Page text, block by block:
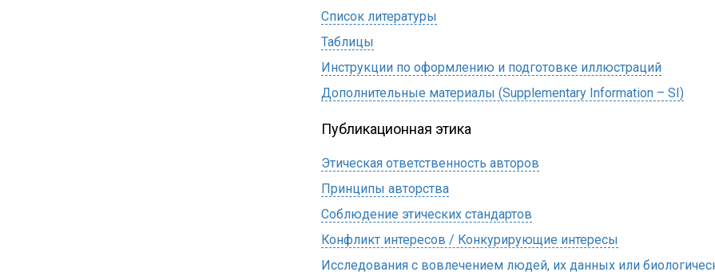
Список литературы
Таблицы
Инструкции по оформлению и подготовке иллюстраций
Дополнительные материалы (Supplementary Information – SI)
Публикационная этика
Этическая ответственность авторов
Принципы авторства
Соблюдение этических стандартов
Конфликт интересов / Конкурирующие интересы
Исследования с вовлечением людей, их данных или